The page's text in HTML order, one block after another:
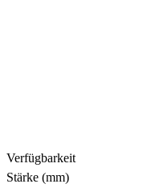
Verfügbarkeit
Stärke (mm)